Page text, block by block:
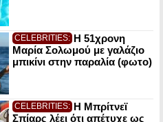
CELEBRITIES: Η 51χρονη
Μαρία Σολωμού με γαλάζιο
μπικίνι στην παραλία (φωτο)
CELEBRITIES: Η Μπρίτνεϊ
Σπίαρς λέει ότι απέτυχε ως